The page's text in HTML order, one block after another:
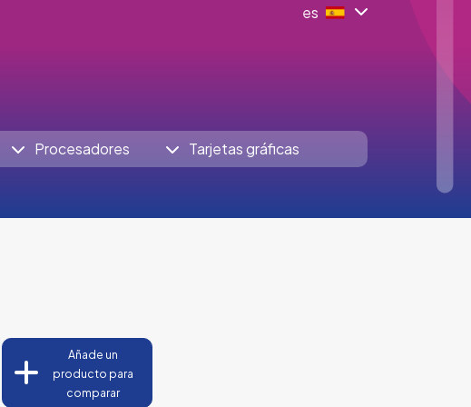
es
Procesadores Tarjetas gráficas
Añade un
producto para
comparar